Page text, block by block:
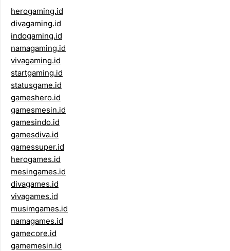
herogaming.id
divagaming.id
indogaming.id
namagaming.id
vivagaming.id
startgaming.id
statusgame.id
gameshero.id
gamesmesin.id
gamesindo.id
gamesdiva.id
gamessuper.id
herogames.id
mesingames.id
divagames.id
vivagames.id
musimgames.id
namagames.id
gamecore.id
gamemesin.id